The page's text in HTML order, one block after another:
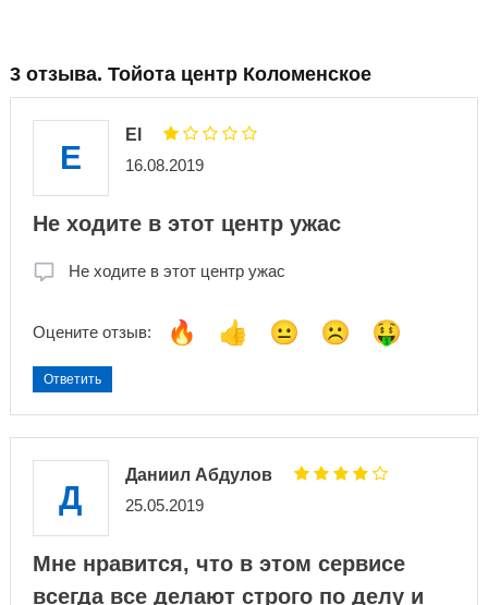
3 отзыва. Тойота центр Коломенское
E
El
16.08.2019
Не ходите в этот центр ужас
Не ходите в этот центр ужас
Оцените отзыв:
Ответить
Д
Даниил Абдулов
25.05.2019
Мне нравится, что в этом сервисе
всегда все делают строго по делу и